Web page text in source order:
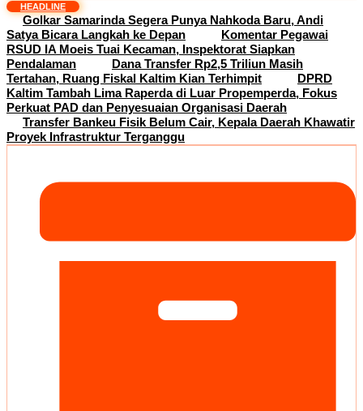
HEADLINE
Golkar Samarinda Segera Punya Nahkoda Baru, Andi
Satya Bicara Langkah ke Depan
Komentar Pegawai
RSUD IA Moeis Tuai Kecaman, Inspektorat Siapkan
Pendalaman
Dana Transfer Rp2,5 Triliun Masih
Tertahan, Ruang Fiskal Kaltim Kian Terhimpit
DPRD
Kaltim Tambah Lima Raperda di Luar Propemperda, Fokus
Perkuat PAD dan Penyesuaian Organisasi Daerah
Transfer Bankeu Fisik Belum Cair, Kepala Daerah Khawatir
Proyek Infrastruktur Terganggu